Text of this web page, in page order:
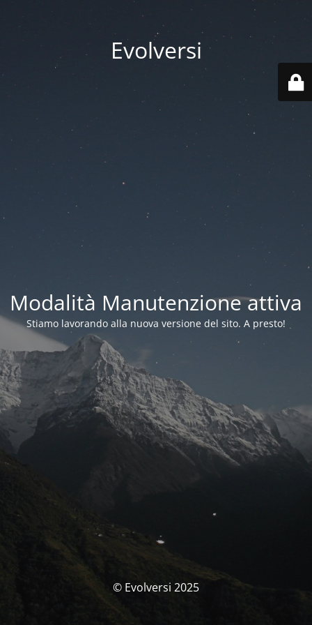
Evolversi
Modalità Manutenzione attiva
Stiamo lavorando alla nuova versione del sito. A presto!
© Evolversi 2025